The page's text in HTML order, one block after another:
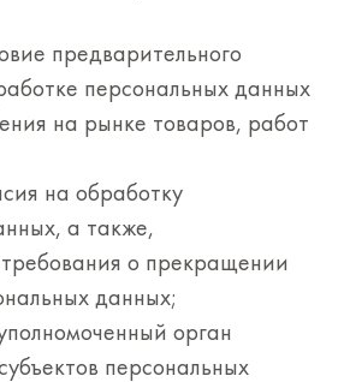
предварительного
персональных данных
на рынке товаров, работ
на обработку
а также,
о прекращении
данных;
орган
персональных